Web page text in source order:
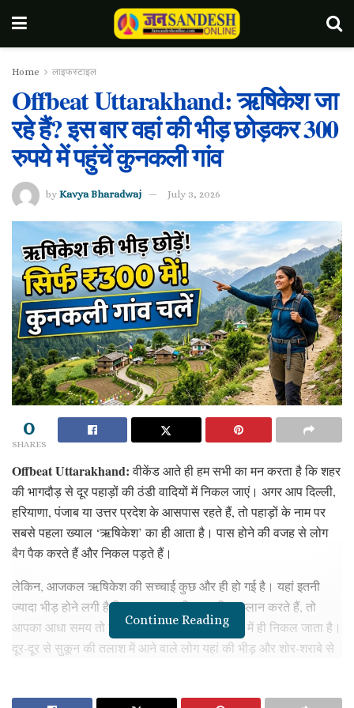
Home लाइफस्टाइल
Offbeat Uttarakhand: ऋषिकेश जा
रहे हैं? इस बार वहां की भीड़ छोड़कर 300
रुपये में पहुंचें कुनकली गांव
by Kavya Bharadwaj July 3, 2026
0
SHARES
Offbeat Uttarakhand:वीकेंड आते ही हम सभी का मन करता है कि शहर
की भागदौड़ से दूर पहाड़ों की ठंडी वादियों में निकल जाएं। अगर आप दिल्ली,
हरियाणा, पंजाब या उत्तर प्रदेश के आसपास रहते हैं, तो पहाड़ों के नाम पर
सबसे पहला ख्याल ‘ऋषिकेश’ का ही आता है। पास होने की वजह से लोग
बैग पैक करते हैं और निकल पड़ते हैं।
लेकिन, आजकल ऋषिकेश की सच्चाई कुछ और ही हो गई है। यहां इतनी
ज्यादा भीड़ होने लगी है कि अगर आप 2 दिन का ट्रिप प्लान करते हैं, तो
आपका आधा समय तो सिर्फ ट्रैफिक जाम में गाड़ी रेंगने में ही निकल जाता है।
दूर-दूर से सुकून की तलाश में आने वाले लोग यहां की भीड़ और शोर-शराबे से
अगर आप भी ऋषिकेश की इस भीड़ से बचना चाहते हैं और पास में ही कोई
Continue Reading